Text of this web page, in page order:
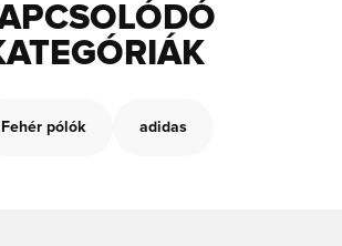
Fehér pólók adidas